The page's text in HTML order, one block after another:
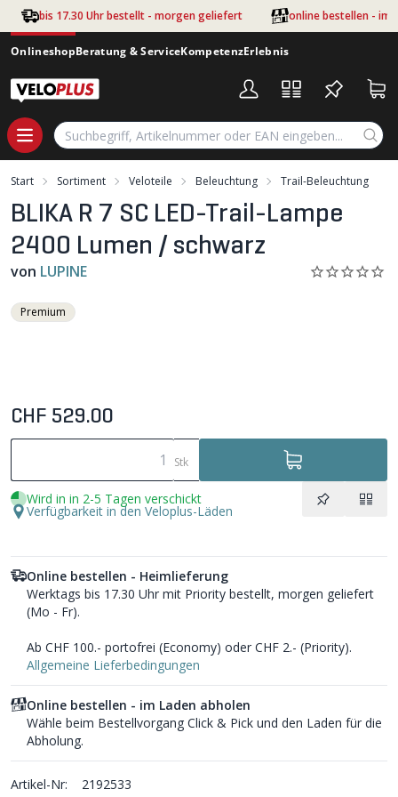
Zum Hauptinhalt springen
bis 17.30 Uhr bestellt - morgen geliefert online bestellen - im
OnlineshopBeratung & ServiceKompetenzErlebnis
Start Sortiment Veloteile Beleuchtung Trail-Beleuchtung
BLIKA R 7 SC LED-Trail-Lampe
2400 Lumen / schwarz
von LUPINE
Premium
CHF 529.00
Stk
Wird in in 2-5 Tagen verschickt
Verfügbarkeit in den Veloplus-Läden
Online bestellen - Heimlieferung
Werktags bis 17.30 Uhr mit Priority bestellt, morgen geliefert
(Mo - Fr).
Ab CHF 100.- portofrei (Economy) oder CHF 2.- (Priority).
Allgemeine Lieferbedingungen
Online bestellen - im Laden abholen
Wähle beim Bestellvorgang Click & Pick und den Laden für die
Abholung.
Artikel-Nr: 2192533